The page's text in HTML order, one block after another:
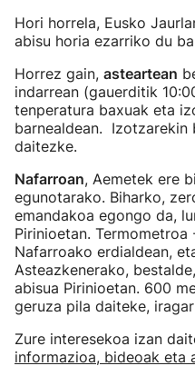
Hori horrela, Eusko
abisu horia ezarriko du
Horrez gain, asteartean
indarrean (gauerditik
tenperatura baxuak eta
barnealdean. Izotzarekin
daitezke.
Nafarroan, Aemetek ere
egunotarako. Biharko,
emandakoa egongo da,
Pirinioetan.
Nafarroako erdialdean,
Asteazkenerako,
abisua Pirinioetan. 600
geruza pila daiteke,
Zure interesekoa izan
informazioa, bideoak eta